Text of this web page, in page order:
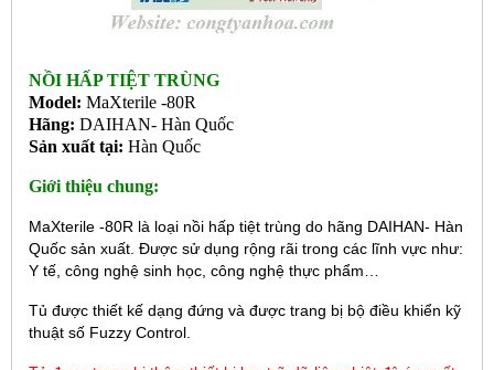
NỒI HẤP TIỆT TRÙNG
Model: MaXterile -80R
Hãng: DAIHAN- Hàn Quốc
Sản xuất tại: Hàn Quốc
Giới thiệu chung:
MaXterile -80R là loại nồi hấp tiệt trùng do hãng DAIHAN- Hàn
Quốc sản xuất. Được sử dụng rộng rãi trong các lĩnh vực như:
Y tế, công nghệ sinh học, công nghệ thực phẩm…
Tủ được thiết kế dạng đứng và được trang bị bộ điều khiển kỹ
thuật số Fuzzy Control.